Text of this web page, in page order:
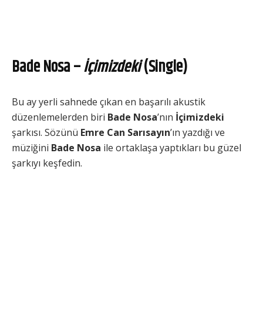
Bade Nosa –İçimizdeki(Single)
Bu ay yerli sahnede çıkan en başarılı akustik
düzenlemelerden biri Bade Nosa’nın İçimizdeki
şarkısı. Sözünü Emre Can Sarısayın’ın yazdığı ve
müziğini Bade Nosa ile ortaklaşa yaptıkları bu güzel
şarkıyı keşfedin.